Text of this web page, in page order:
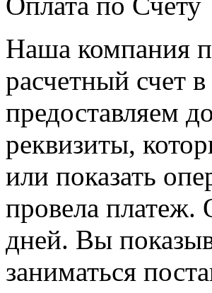
Наша компания
расчетный счет
предоставляем
реквизиты,
или показать
провела платеж.
дней. Вы
заниматься